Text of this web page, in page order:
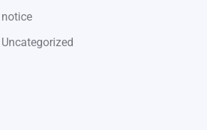
notice
Uncategorized